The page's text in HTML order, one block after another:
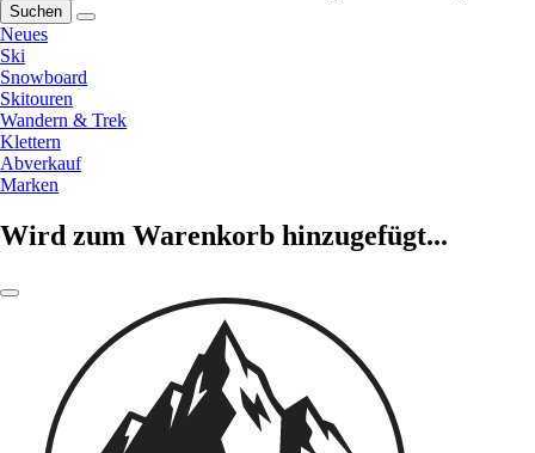
Suchen
Neues
Ski
Snowboard
Skitouren
Wandern & Trek
Klettern
Abverkauf
Marken
Wird zum Warenkorb hinzugefügt...